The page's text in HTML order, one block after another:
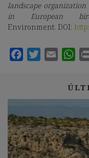
landscape
in European
Environment. DOI: